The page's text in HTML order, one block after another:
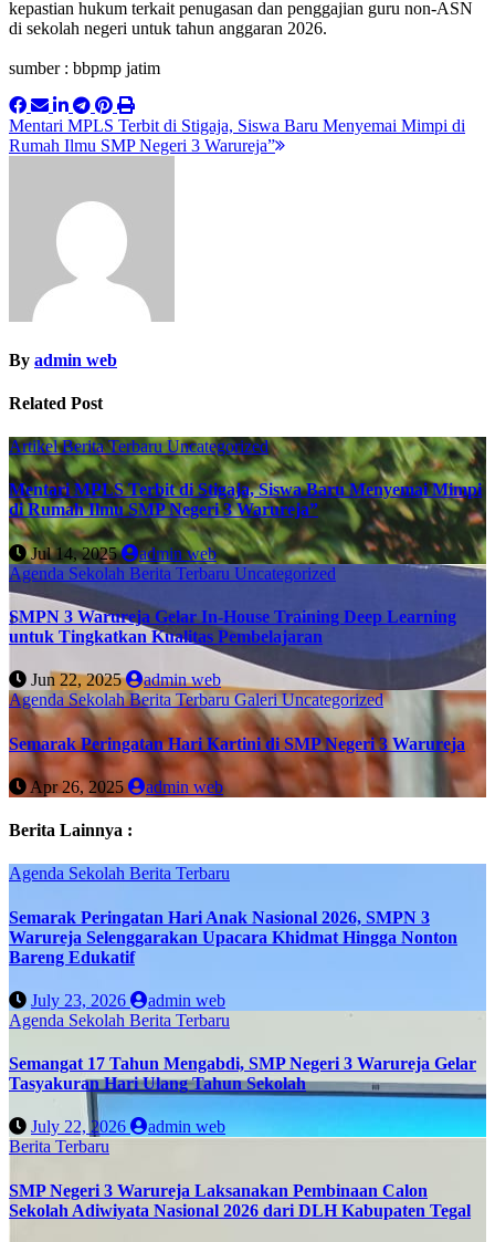
kepastian hukum terkait penugasan dan penggajian guru non-ASN
di sekolah negeri untuk tahun anggaran 2026.
sumber : bbpmp jatim
Post
navigation
Mentari MPLS Terbit di Stigaja, Siswa Baru Menyemai Mimpi di
Rumah Ilmu SMP Negeri 3 Warureja”
By admin web
Related Post
ArtikelBerita TerbaruUncategorized
Mentari MPLS Terbit di Stigaja, Siswa Baru Menyemai Mimpi
di Rumah Ilmu SMP Negeri 3 Warureja”
Jul 14, 2025
admin web
Agenda Sekolah Berita Terbaru Uncategorized
SMPN 3 Warureja Gelar In-House Training Deep Learning
untuk Tingkatkan Kualitas Pembelajaran
Jun 22, 2025
admin web
Agenda SekolahBerita TerbaruGaleriUncategorized
Semarak Peringatan Hari Kartini di SMP Negeri 3 Warureja
Apr 26, 2025 admin web
Berita Lainnya :
Agenda Sekolah Berita Terbaru
Semarak Peringatan Hari Anak Nasional 2026, SMPN 3
Warureja Selenggarakan Upacara Khidmat Hingga Nonton
Bareng Edukatif
July 23, 2026
admin web
Agenda Sekolah Berita Terbaru
Semangat 17 Tahun Mengabdi, SMP Negeri 3 Warureja Gelar
Tasyakuran Hari Ulang Tahun Sekolah
July 22, 2026
admin web
Berita Terbaru
SMP Negeri 3 Warureja Laksanakan Pembinaan Calon
Sekolah Adiwiyata Nasional 2026 dari DLH Kabupaten Tegal